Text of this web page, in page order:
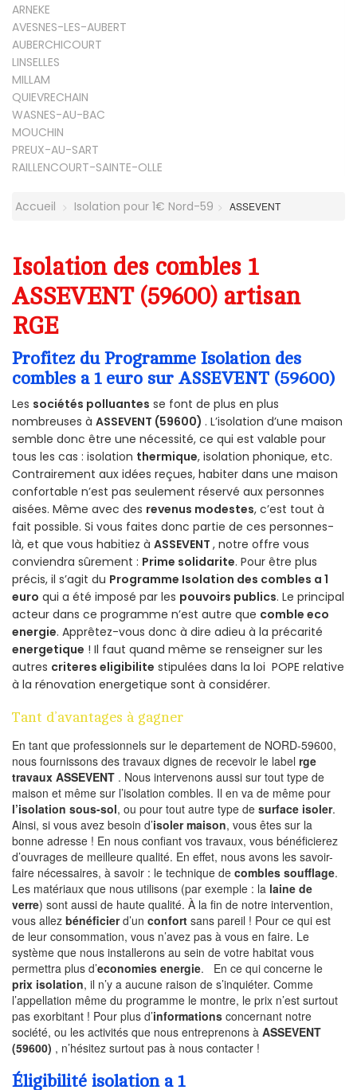
ARNEKE
AVESNES-LES-AUBERT
AUBERCHICOURT
LINSELLES
MILLAM
QUIEVRECHAIN
WASNES-AU-BAC
MOUCHIN
PREUX-AU-SART
RAILLENCOURT-SAINTE-OLLE
Accueil Isolation pour 1€ Nord-59 ASSEVENT
Isolation des combles 1
ASSEVENT (59600) artisan
RGE
Profitez du Programme Isolation des
combles a 1 euro sur ASSEVENT (59600)
Les sociétés polluantes se font de plus en plus
nombreuses à ASSEVENT (59600) . L’isolation d’une maison
semble donc être une nécessité, ce qui est valable pour
tous les cas : isolation thermique, isolation phonique, etc.
Contrairement aux idées reçues, habiter dans une maison
confortable n’est pas seulement réservé aux personnes
aisées. Même avec des revenus modestes, c’est tout à
fait possible. Si vous faites donc partie de ces personnes-
là, et que vous habitiez à ASSEVENT , notre offre vous
conviendra sûrement : Prime solidarite. Pour être plus
précis, il s’agit du Programme Isolation des combles a 1
euro qui a été imposé par les pouvoirs publics. Le principal
acteur dans ce programme n’est autre que comble eco
energie. Apprêtez-vous donc à dire adieu à la précarité
energetique ! Il faut quand même se renseigner sur les
autres criteres eligibilite stipulées dans la loi POPE relative
à la rénovation energetique sont à considérer.
Tant d’avantages à gagner
En tant que professionnels sur le departement de NORD-59600,
nous fournissons des travaux dignes de recevoir le label rge
travaux ASSEVENT . Nous intervenons aussi sur tout type de
maison et même sur l’isolation combles. Il en va de même pour
l’isolation sous-sol, ou pour tout autre type de surface isoler.
Ainsi, si vous avez besoin d’isoler maison, vous êtes sur la
bonne adresse ! En nous confiant vos travaux, vous bénéficierez
d’ouvrages de meilleure qualité. En effet, nous avons les savoir-
faire nécessaires, à savoir : le technique de combles soufflage.
Les matériaux que nous utilisons (par exemple : la laine de
verre) sont aussi de haute qualité. À la fin de notre intervention,
vous allez bénéficierd’un confort sans pareil ! Pour ce qui est
de leur consommation, vous n’avez pas à vous en faire. Le
système que nous installerons au sein de votre habitat vous
permettra plus d’economies energie. En ce qui concerne le
prix isolation, il n’y a aucune raison de s’inquiéter. Comme
l’appellation même du programme le montre, le prix n’est surtout
pas exorbitant ! Pour plus d’informations concernant notre
société, ou les activités que nous entreprenons à ASSEVENT
(59600) , n’hésitez surtout pas à nous contacter !
Éligibilité isolation a 1